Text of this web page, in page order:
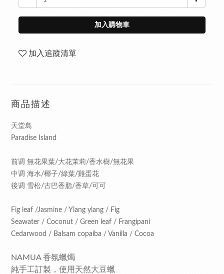
加入購物車
加入追蹤清單
商品描述
天堂島
Paradise Island
前调 無花果葉/大花茉莉/香水樹/無花果
中调 海水/椰子/綠葉/雞蛋花
後调 雪松/古巴香脂/香草/可可
Fig leaf /Jasmine / Ylang ylang / Fig
Seawater / Coconut / Green leaf / Frangipani
Cedarwood / Balsam copaiba / Vanilla / Cocoa
NAMUA 香氛蠟燭
純手工訂製，使用天然大豆蠟